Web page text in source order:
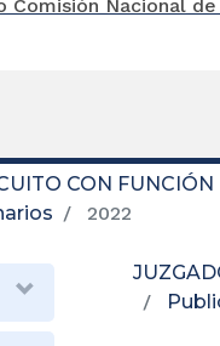
CON
2022